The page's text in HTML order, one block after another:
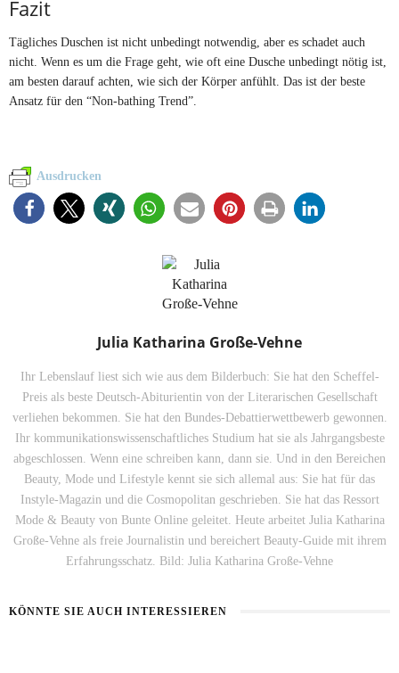
Fazit
Tägliches Duschen ist nicht unbedingt notwendig, aber es schadet auch
nicht. Wenn es um die Frage geht, wie oft eine Dusche unbedingt nötig ist,
am besten darauf achten, wie sich der Körper anfühlt. Das ist der beste
Ansatz für den “Non-bathing Trend”.
Ausdrucken
Julia Katharina Große-Vehne
Ihr Lebenslauf liest sich wie aus dem Bilderbuch: Sie hat den Scheffel-
Preis als beste Deutsch-Abiturientin von der Literarischen Gesellschaft
verliehen bekommen. Sie hat den Bundes-Debattierwettbewerb gewonnen.
Ihr kommunikationswissenschaftliches Studium hat sie als Jahrgangsbeste
abgeschlossen. Wenn eine schreiben kann, dann sie. Und in den Bereichen
Beauty, Mode und Lifestyle kennt sie sich allemal aus: Sie hat für das
Instyle-Magazin und die Cosmopolitan geschrieben. Sie hat das Ressort
Mode & Beauty von Bunte Online geleitet. Heute arbeitet Julia Katharina
Große-Vehne als freie Journalistin und bereichert Beauty-Guide mit ihrem
Erfahrungsschatz. Bild: Julia Katharina Große-Vehne
KÖNNTE SIE AUCH INTERESSIEREN